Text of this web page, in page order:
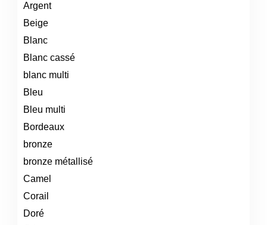
Argent
Beige
Blanc
Blanc cassé
blanc multi
Bleu
Bleu multi
Bordeaux
bronze
bronze métallisé
Camel
Corail
Doré